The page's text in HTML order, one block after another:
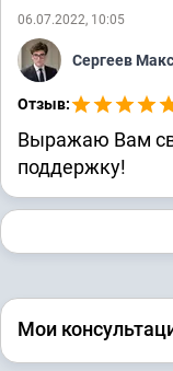
06.07.2022, 10:05
Сергеев
Отзыв:
Выражаю Вам
поддержку!
Мои